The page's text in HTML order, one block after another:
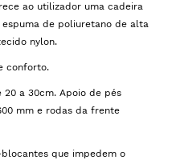
ao utilizador uma cadeira
de poliuretano de alta
nylon.
conforto.
a 30cm. Apoio de pés
mm e rodas da frente
que impedem o